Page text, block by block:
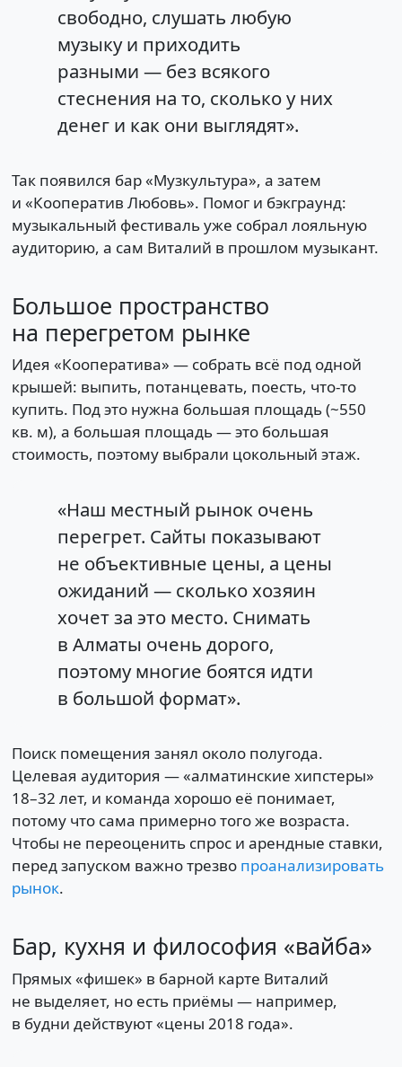
свободно, слушать любую
музыку и приходить
разными — без всякого
стеснения на то, сколько у них
денег и как они выглядят».
Так появился бар «Музкультура», а затем
и «Кооператив Любовь». Помог и бэкграунд:
музыкальный фестиваль уже собрал лояльную
аудиторию, а сам Виталий в прошлом музыкант.
Большое пространство
на перегретом рынке
Идея «Кооператива» — собрать всё под одной
крышей: выпить, потанцевать, поесть, что-то
купить. Под это нужна большая площадь (~550
кв. м), а большая площадь — это большая
стоимость, поэтому выбрали цокольный этаж.
«Наш местный рынок очень
перегрет. Сайты показывают
не объективные цены, а цены
ожиданий — сколько хозяин
хочет за это место. Снимать
в Алматы очень дорого,
поэтому многие боятся идти
в большой формат».
Поиск помещения занял около полугода.
Целевая аудитория — «алматинские хипстеры»
18–32 лет, и команда хорошо её понимает,
потому что сама примерно того же возраста.
Чтобы не переоценить спрос и арендные ставки,
перед запуском важно трезво проанализировать
рынок.
Бар, кухня и философия «вайба»
Прямых «фишек» в барной карте Виталий
не выделяет, но есть приёмы — например,
в будни действуют «цены 2018 года».